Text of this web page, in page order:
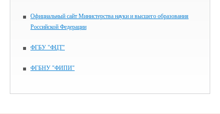
Официальный сайт Министерства науки и высшего образования
Российской Федерации
ФГБУ "ФЦТ"
ФГБНУ "ФИПИ"